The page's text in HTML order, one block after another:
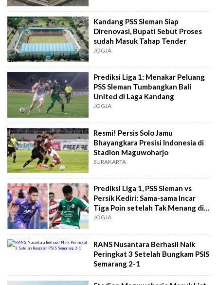
Kandang PSS Sleman Siap
Direnovasi, Bupati Sebut Proses
sudah Masuk Tahap Tender
JOGJA
Prediksi Liga 1: Menakar Peluang
PSS Sleman Tumbangkan Bali
United di Laga Kandang
JOGJA
Resmi! Persis Solo Jamu
Bhayangkara Presisi Indonesia di
Stadion Maguwoharjo
SURAKARTA
Prediksi Liga 1, PSS Sleman vs
Persik Kediri: Sama-sama Incar
Tiga Poin setelah Tak Menang di
Laga Tandang
JOGJA
RANS Nusantara Berhasil Naik
Peringkat 3 Setelah Bungkam PSIS
Semarang 2-1